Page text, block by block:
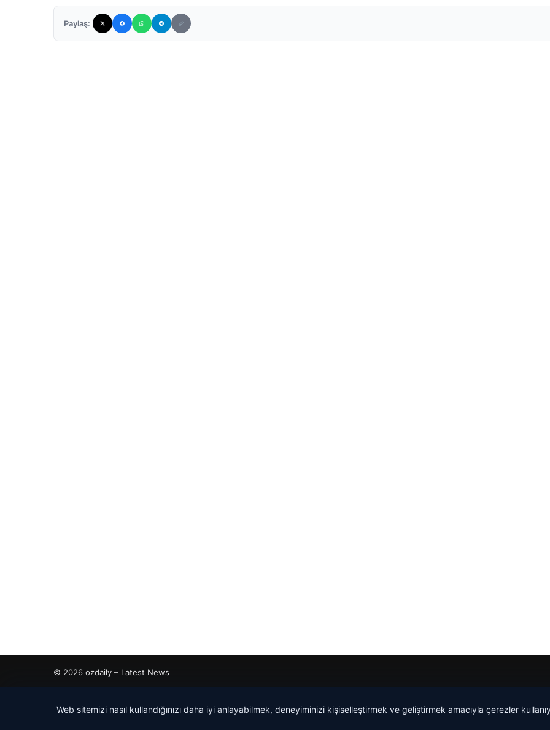
Paylaş:
© 2026 ozdaily – Latest News
Web sitemizi nasıl kullandığınızı daha iyi anlayabilmek, deneyiminizi kişiselleştirmek ve geliştirmek amacıyla çerezler